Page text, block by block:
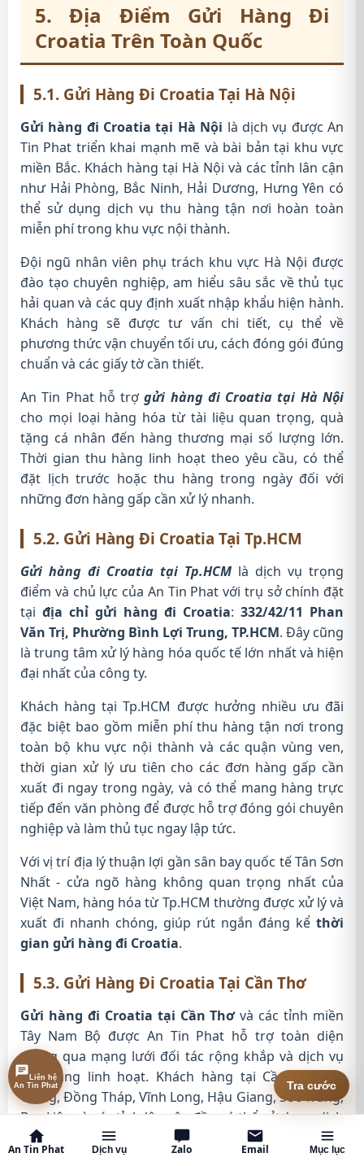
5. Địa Điểm Gửi Hàng Đi
Croatia Trên Toàn Quốc
5.1. Gửi Hàng Đi Croatia Tại Hà Nội
Gửi hàng đi Croatia tại Hà Nội là dịch vụ được An
Tin Phat triển khai mạnh mẽ và bài bản tại khu vực
miền Bắc. Khách hàng tại Hà Nội và các tỉnh lân cận
như Hải Phòng, Bắc Ninh, Hải Dương, Hưng Yên có
thể sử dụng dịch vụ thu hàng tận nơi hoàn toàn
miễn phí trong khu vực nội thành.
Đội ngũ nhân viên phụ trách khu vực Hà Nội được
đào tạo chuyên nghiệp, am hiểu sâu sắc về thủ tục
hải quan và các quy định xuất nhập khẩu hiện hành.
Khách hàng sẽ được tư vấn chi tiết, cụ thể về
phương thức vận chuyển tối ưu, cách đóng gói đúng
chuẩn và các giấy tờ cần thiết.
An Tin Phat hỗ trợgửi hàng đi Croatia tại Hà Nội
cho mọi loại hàng hóa từ tài liệu quan trọng, quà
tặng cá nhân đến hàng thương mại số lượng lớn.
Thời gian thu hàng linh hoạt theo yêu cầu, có thể
đặt lịch trước hoặc thu hàng trong ngày đối với
những đơn hàng gấp cần xử lý nhanh.
5.2. Gửi Hàng Đi Croatia Tại Tp.HCM
Gửi hàng đi Croatia tại Tp.HCM là dịch vụ trọng
điểm và chủ lực của An Tin Phat với trụ sở chính đặt
tại địa chỉ gửi hàng đi Croatia: 332/42/11 Phan
Văn Trị, Phường Bình Lợi Trung, TP.HCM. Đây cũng
là trung tâm xử lý hàng hóa quốc tế lớn nhất và hiện
đại nhất của công ty.
Khách hàng tại Tp.HCM được hưởng nhiều ưu đãi
đặc biệt bao gồm miễn phí thu hàng tận nơi trong
toàn bộ khu vực nội thành và các quận vùng ven,
thời gian xử lý ưu tiên cho các đơn hàng gấp cần
xuất đi ngay trong ngày, và có thể mang hàng trực
tiếp đến văn phòng để được hỗ trợ đóng gói chuyên
nghiệp và làm thủ tục ngay lập tức.
Với vị trí địa lý thuận lợi gần sân bay quốc tế Tân Sơn
Nhất - cửa ngõ hàng không quan trọng nhất của
Việt Nam, hàng hóa từ Tp.HCM thường được xử lý và
xuất đi nhanh chóng, giúp rút ngắn đáng kể thời
gian gửi hàng đi Croatia.
5.3. Gửi Hàng Đi Croatia Tại Cần Thơ
Gửi hàng đi Croatia tại Cần Thơvà các tỉnh miền
Tây Nam Bộ được An Tin Phat hỗ trợ toàn diện
thông qua mạng lưới đối tác rộng khắp và dịch vụ
thu hàng linh hoạt. Khách hàng tại Cần Thơ, An
Giang, Đồng Tháp, Vĩnh Long, Hậu Giang, Sóc Trăng,
Bạc Liêu và các tỉnh lân cận đều có thể sử dụng dịch
vụ của chúng tôi một cách thuận tiện.
An Tin Phat Dịch vụ Zalo Email Mục lục
Tra cước
Liên hệ
An Tin Phat